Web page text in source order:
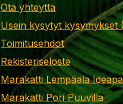
Ota yhteyttä
Usein kysytyt kysymykset
Toimitusehdot
Rekisteriseloste
Marakatti Lempäälä
Marakatti Pori Puuvilla